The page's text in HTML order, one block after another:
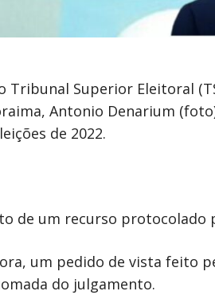
Superior Eleitoral
Antonio Denarium
de 2022.
de um recurso protocolado
um pedido de vista feito
do julgamento.